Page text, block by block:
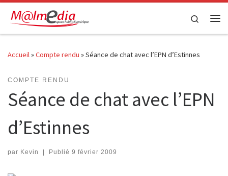
Passer au contenu
Search
Accueil»Compte rendu »Séance de chat avec l’EPN d’Estinnes
COMPTE RENDU
Séance de chat avec l’EPN
d’Estinnes
par Kevin | Publié 9 février 2009